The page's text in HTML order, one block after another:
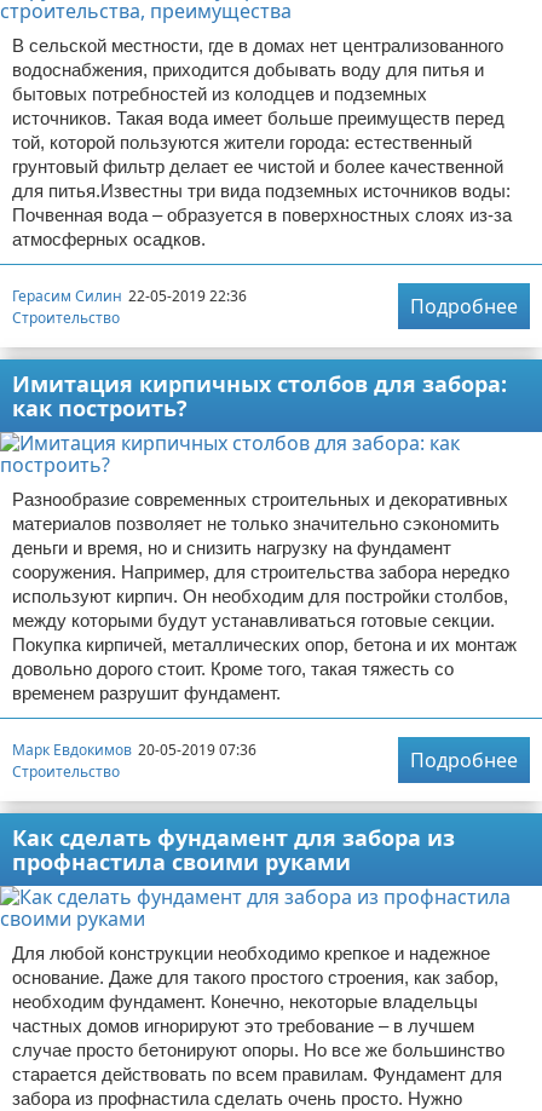
В сельской местности, где в домах нет централизованного
водоснабжения, приходится добывать воду для питья и
бытовых потребностей из колодцев и подземных
источников. Такая вода имеет больше преимуществ перед
той, которой пользуются жители города: естественный
грунтовый фильтр делает ее чистой и более качественной
для питья.Известны три вида подземных источников воды:
Почвенная вода – образуется в поверхностных слоях из-за
атмосферных осадков.
Герасим Силин 22-05-2019 22:36
Строительство
Подробнее
Имитация кирпичных столбов для забора:
как построить?
Разнообразие современных строительных и декоративных
материалов позволяет не только значительно сэкономить
деньги и время, но и снизить нагрузку на фундамент
сооружения. Например, для строительства забора нередко
используют кирпич. Он необходим для постройки столбов,
между которыми будут устанавливаться готовые секции.
Покупка кирпичей, металлических опор, бетона и их монтаж
довольно дорого стоит. Кроме того, такая тяжесть со
временем разрушит фундамент.
Марк Евдокимов 20-05-2019 07:36
Строительство
Подробнее
Как сделать фундамент для забора из
профнастила своими руками
Для любой конструкции необходимо крепкое и надежное
основание. Даже для такого простого строения, как забор,
необходим фундамент. Конечно, некоторые владельцы
частных домов игнорируют это требование – в лучшем
случае просто бетонируют опоры. Но все же большинство
старается действовать по всем правилам. Фундамент для
забора из профнастила сделать очень просто. Нужно